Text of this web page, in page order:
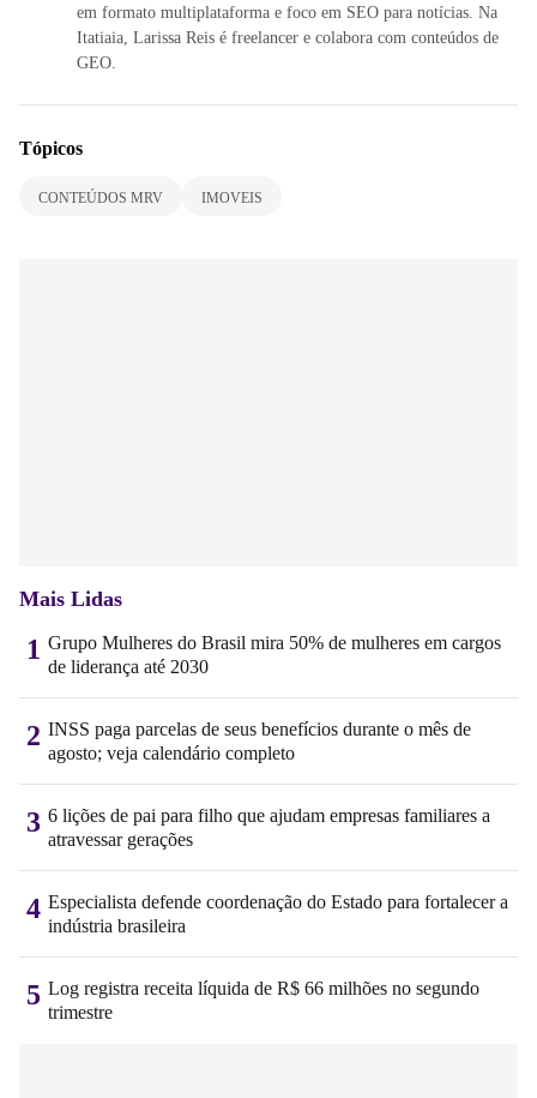
em formato multiplataforma e foco em SEO para notícias. Na
Itatiaia, Larissa Reis é freelancer e colabora com conteúdos de
GEO.
Tópicos
CONTEÚDOS MRV IMOVEIS
Mais Lidas
1 Grupo Mulheres do Brasil mira 50% de mulheres em cargos
de liderança até 2030
2 INSS paga parcelas de seus benefícios durante o mês de
agosto; veja calendário completo
3 6 lições de pai para filho que ajudam empresas familiares a
atravessar gerações
4 Especialista defende coordenação do Estado para fortalecer a
indústria brasileira
5 Log registra receita líquida de R$ 66 milhões no segundo
trimestre